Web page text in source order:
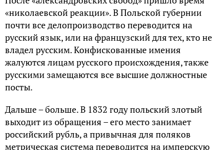
«николаевской реакции». В Польской губернии
почти все делопроизводство переводится на
русский язык, или на французский для тех, кто не
владел русским. Конфискованные имения
жалуются лицам русского происхождения, также
русскими замещаются все высшие должностные
посты.
Дальше – больше. В 1832 году польский злотый
выходит из обращения – его место занимает
российский рубль, а привычная для поляков
метрическая система переводится на имперскую